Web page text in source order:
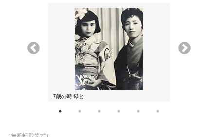
7歳の時 母と
（無断転載禁ず）